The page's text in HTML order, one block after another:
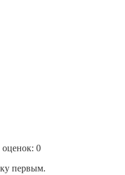
оценок: 0
первым.